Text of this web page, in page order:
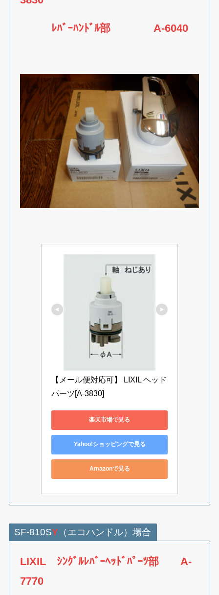
ﾚﾊﾞｰﾊﾝﾄﾞﾙ部 A-6040
【メール便対応可】 LIXIL ヘッド
パーツ[A-3830]
楽天市場で見る
Yahoo!ショッピングで見る
Amazonで見る
SF-810SY （エコハンドル）場合
LIXIL ｼﾝｸﾞﾙﾚﾊﾞｰﾍｯﾄﾞﾊﾟｰﾂ部 A-
7770